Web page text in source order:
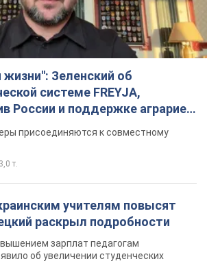
Зеленский об
системе FREYJA,
России и поддержке аграриев.
присоединяются к совместному
т.
учителям повысят
раскрыл подробности
зарплат педагогам
об увеличении студенческих